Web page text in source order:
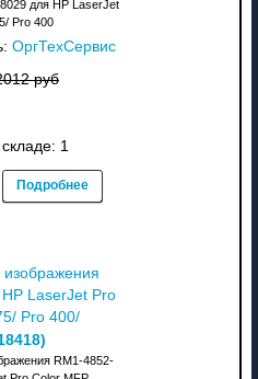
для HP LaserJet
Pro 400
ОргТехСервис
руб
1
Подробнее
изображения
LaserJet Pro
Pro 400/
)
RM1-4852-